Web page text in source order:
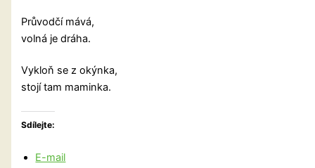
Průvodčí mává,
volná je dráha.
Vykloň se z okýnka,
stojí tam maminka.
Sdílejte:
E-mail